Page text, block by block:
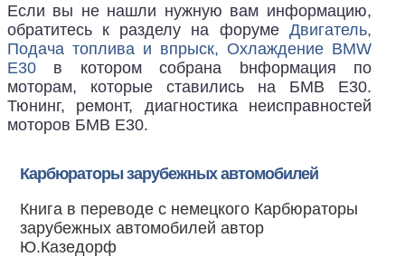
Если вы не нашли нужную вам информацию,
обратитесь к разделу на форуме Двигатель,
Подача топлива и впрыск, Охлаждение BMW
E30в котором собрана bнформация по
моторам, которые ставились на БМВ Е30.
Тюнинг, ремонт, диагностика неисправностей
моторов БМВ Е30.
Карбюраторы зарубежных автомобилей
Книга в переводе с немецкого Карбюраторы
зарубежных автомобилей автор
Ю.Казедорф